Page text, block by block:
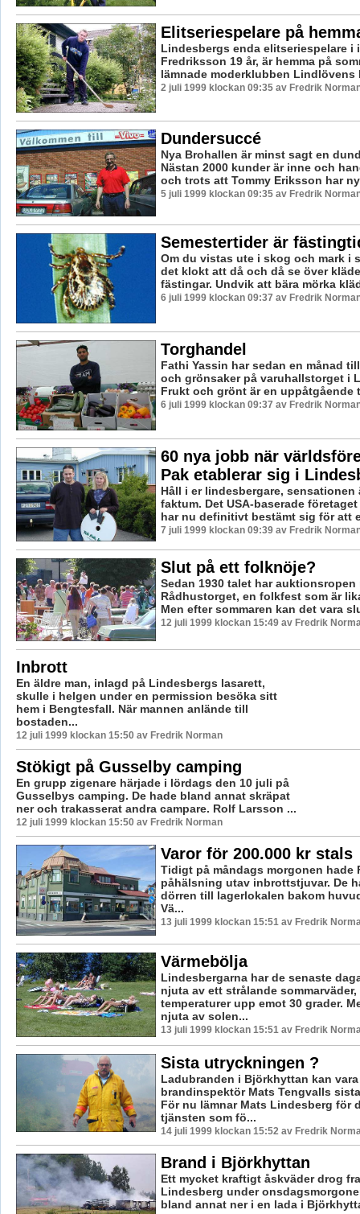
Elitseriespelare på
Lindesbergs enda elitseriespelare i
Fredriksson 19 år, är hemma på
lämnade moderklubben Lindlövens
2 juli 1999 klockan 09:35 av Fredrik
Dundersuccé
Nya Brohallen är minst sagt en
Nästan 2000 kunder är inne och
och trots att Tommy Eriksson har
5 juli 1999 klockan 09:35 av Fredrik
Semestertider är
Om du vistas ute i skog och mark i
det klokt att då och då se över
fästingar. Undvik att bära mörka
6 juli 1999 klockan 09:37 av Fredrik
Torghandel
Fathi Yassin har sedan en månad
och grönsaker på varuhallstorget i
Frukt och grönt är en uppåtgående
6 juli 1999 klockan 09:37 av Fredrik
60 nya jobb när
Pak etablerar sig i
Håll i er lindesbergare, sensationen
faktum. Det USA-baserade företaget
har nu definitivt bestämt sig för att
7 juli 1999 klockan 09:39 av Fredrik
Slut på ett folknöje?
Sedan 1930 talet har auktionsropen
Rådhustorget, en folkfest som är
Men efter sommaren kan det vara
12 juli 1999 klockan 15:49 av Fredrik
Inbrott
En äldre man, inlagd på Lindesbergs lasarett,
skulle i helgen under en permission besöka sitt
hem i Bengtesfall. När mannen anlände till
bostaden...
12 juli 1999 klockan 15:50 av Fredrik Norman
Stökigt på Gusselby camping
En grupp zigenare härjade i lördags den 10 juli på
Gusselbys camping. De hade bland annat skräpat
ner och trakasserat andra campare. Rolf Larsson ...
12 juli 1999 klockan 15:50 av Fredrik Norman
Varor för 200.000 kr stals
Tidigt på måndags morgonen hade
påhälsning utav inbrottstjuvar. De
dörren till lagerlokalen bakom
Vä...
13 juli 1999 klockan 15:51 av Fredrik
Värmebölja
Lindesbergarna har de senaste
njuta av ett strålande sommarväder,
temperaturer upp emot 30 grader.
njuta av solen...
13 juli 1999 klockan 15:51 av Fredrik
Sista utryckningen ?
Ladubranden i Björkhyttan kan vara
brandinspektör Mats Tengvalls
För nu lämnar Mats Lindesberg för
tjänsten som fö...
14 juli 1999 klockan 15:52 av Fredrik
Brand i Björkhyttan
Ett mycket kraftigt åskväder drog
Lindesberg under
bland annat ner i en lada i